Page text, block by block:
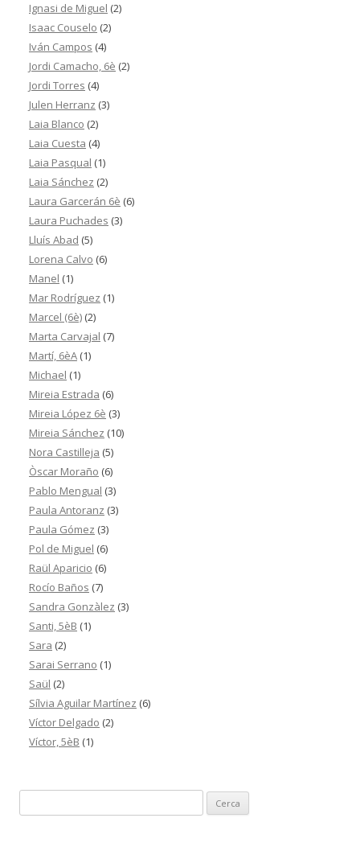
Ignasi de Miguel (2)
Isaac Couselo (2)
Iván Campos (4)
Jordi Camacho, 6è (2)
Jordi Torres (4)
Julen Herranz (3)
Laia Blanco (2)
Laia Cuesta (4)
Laia Pasqual (1)
Laia Sánchez (2)
Laura Garcerán 6è (6)
Laura Puchades (3)
Lluís Abad (5)
Lorena Calvo (6)
Manel (1)
Mar Rodríguez (1)
Marcel (6è) (2)
Marta Carvajal (7)
Martí, 6èA (1)
Michael (1)
Mireia Estrada (6)
Mireia López 6è (3)
Mireia Sánchez (10)
Nora Castilleja (5)
Òscar Moraño (6)
Pablo Mengual (3)
Paula Antoranz (3)
Paula Gómez (3)
Pol de Miguel (6)
Raül Aparicio (6)
Rocío Baños (7)
Sandra Gonzàlez (3)
Santi, 5èB (1)
Sara (2)
Sarai Serrano (1)
Saül (2)
Sílvia Aguilar Martínez (6)
Víctor Delgado (2)
Víctor, 5èB (1)
e